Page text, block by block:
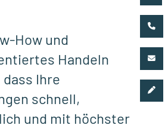
How und
Handeln
Ihre
schnell,
und mit höchster